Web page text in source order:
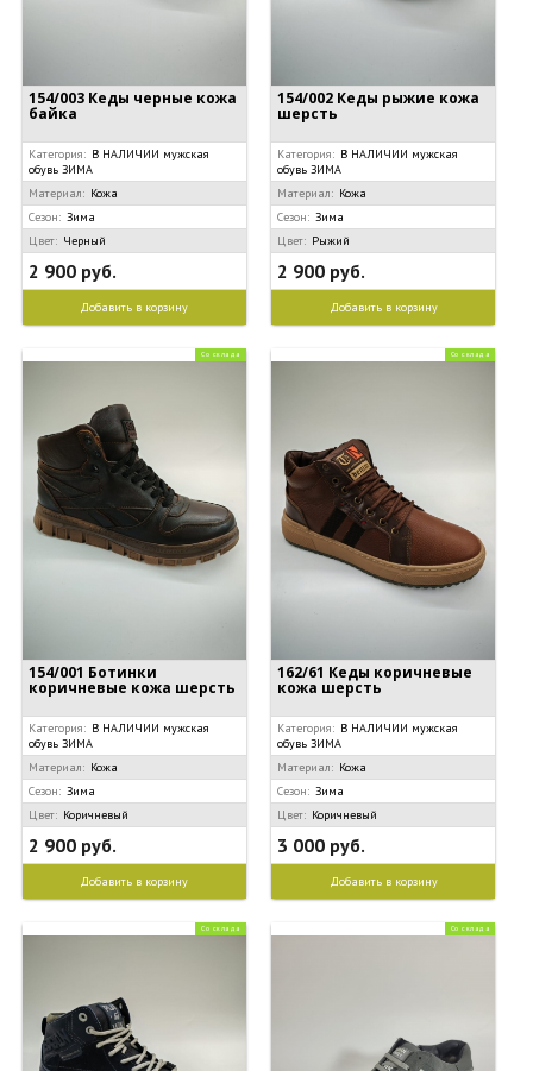
154/003 Кеды черные кожа
байка
Категория: В НАЛИЧИИ мужская
обувь ЗИМА
Материал: Кожа
Сезон: Зима
Цвет: Черный
2 900 руб.
Добавить в корзину
154/002 Кеды рыжие кожа
шерсть
Категория: В НАЛИЧИИ мужская
обувь ЗИМА
Материал: Кожа
Сезон: Зима
Цвет: Рыжий
2 900 руб.
Добавить в корзину
Со склада
154/001 Ботинки
коричневые кожа шерсть
Категория: В НАЛИЧИИ мужская
обувь ЗИМА
Материал: Кожа
Сезон: Зима
Цвет: Коричневый
2 900 руб.
Добавить в корзину
Со склада
162/61 Кеды коричневые
кожа шерсть
Категория: В НАЛИЧИИ мужская
обувь ЗИМА
Материал: Кожа
Сезон: Зима
Цвет: Коричневый
3 000 руб.
Добавить в корзину
Со склада Со склада